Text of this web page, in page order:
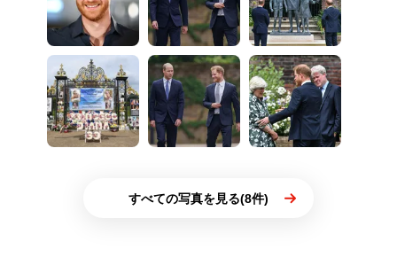
すべての写真を見る(8件)